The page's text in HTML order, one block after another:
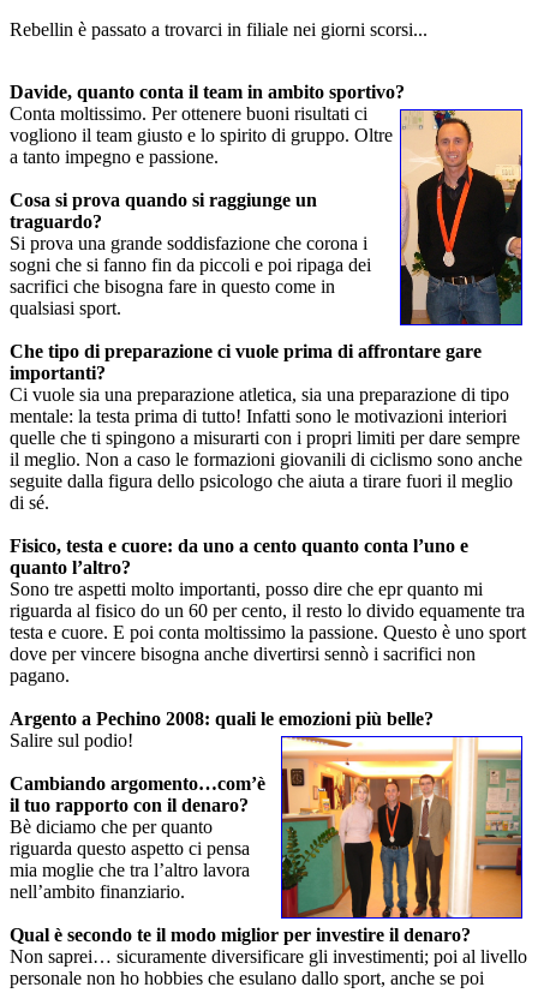
Rebellin è passato a trovarci in filiale nei giorni scorsi...
Davide, quanto conta il team in ambito sportivo?
Conta moltissimo. Per ottenere buoni risultati ci
vogliono il team giusto e lo spirito di gruppo. Oltre
a tanto impegno e passione.
Cosa si prova quando si raggiunge un
traguardo?
Si prova una grande soddisfazione che corona i
sogni che si fanno fin da piccoli e poi ripaga dei
sacrifici che bisogna fare in questo come in
qualsiasi sport.
Che tipo di preparazione ci vuole prima di affrontare gare
importanti?
Ci vuole sia una preparazione atletica, sia una preparazione di tipo
mentale: la testa prima di tutto! Infatti sono le motivazioni interiori
quelle che ti spingono a misurarti con i propri limiti per dare sempre
il meglio. Non a caso le formazioni giovanili di ciclismo sono anche
seguite dalla figura dello psicologo che aiuta a tirare fuori il meglio
di sé.
Fisico, testa e cuore: da uno a cento quanto conta l’uno e
quanto l’altro?
Sono tre aspetti molto importanti, posso dire che epr quanto mi
riguarda al fisico do un 60 per cento, il resto lo divido equamente tra
testa e cuore. E poi conta moltissimo la passione. Questo è uno sport
dove per vincere bisogna anche divertirsi sennò i sacrifici non
pagano.
Argento a Pechino 2008: quali le emozioni più belle?
Salire sul podio!
Cambiando argomento…com’è
il tuo rapporto con il denaro?
Bè diciamo che per quanto
riguarda questo aspetto ci pensa
mia moglie che tra l’altro lavora
nell’ambito finanziario.
Qual è secondo te il modo miglior per investire il denaro?
Non saprei… sicuramente diversificare gli investimenti; poi al livello
personale non ho hobbies che esulano dallo sport, anche se poi